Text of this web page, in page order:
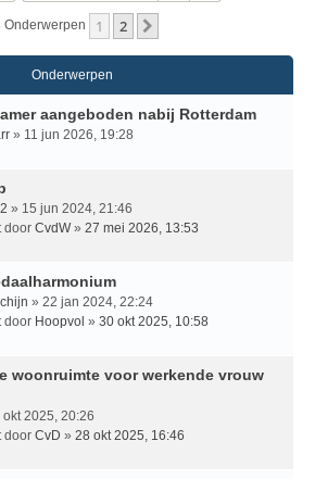
Onderwerpen 1 2
Onderwerpen
aangeboden nabij Rotterdam
» 11 jun 2026, 19:28
» 15 jun 2024, 21:46
door CvdW» 27 mei 2026, 13:53
» 22 jan 2024, 22:24
door Hoopvol » 30 okt 2025, 10:58
woonruimte voor werkende vrouw
okt 2025, 20:26
door CvD » 28 okt 2025, 16:46